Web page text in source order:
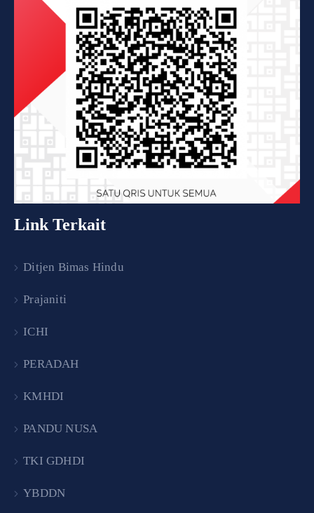
Link Terkait
Ditjen Bimas Hindu
Prajaniti
ICHI
PERADAH
KMHDI
PANDU NUSA
TKI GDHDI
YBDDN